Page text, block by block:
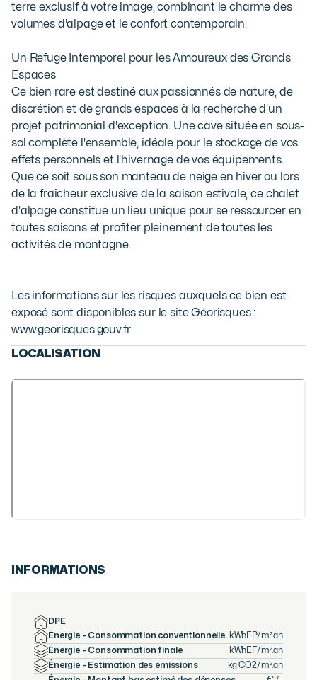
terre exclusif à votre image, combinant le charme des
volumes d'alpage et le confort contemporain.
Un Refuge Intemporel pour les Amoureux des Grands
Espaces
Ce bien rare est destiné aux passionnés de nature, de
discrétion et de grands espaces à la recherche d'un
projet patrimonial d'exception. Une cave située en sous-
sol complète l'ensemble, idéale pour le stockage de vos
effets personnels et l'hivernage de vos équipements.
Que ce soit sous son manteau de neige en hiver ou lors
de la fraîcheur exclusive de la saison estivale, ce chalet
d'alpage constitue un lieu unique pour se ressourcer en
toutes saisons et profiter pleinement de toutes les
activités de montagne.
Les informations sur les risques auxquels ce bien est
exposé sont disponibles sur le site Géorisques :
www.georisques.gouv.fr
LOCALISATION
INFORMATIONS
DPE
Énergie - Consommation conventionnelle
kWhEP/m².an
Énergie - Consommation finale
kWhEF/m².an
Énergie - Estimation des émissions
kg CO2/m².an